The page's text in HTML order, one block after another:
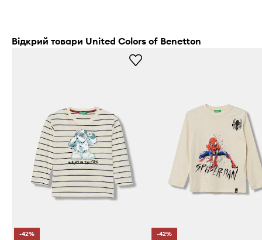
Відкрий товари United Colors of Benetton
-42%
-42%